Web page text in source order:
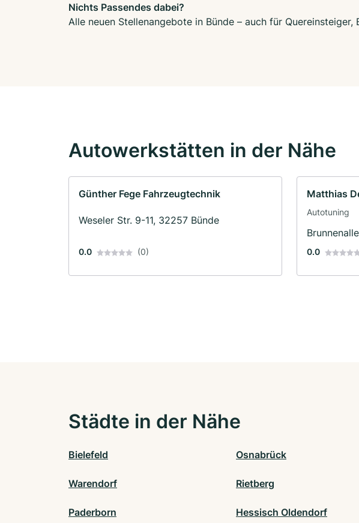
Nichts Passendes dabei?
Alle neuen Stellenangebote in Bünde – auch für
Autowerkstätten in der Nähe
Günther Fege Fahrzeugtechnik
Weseler Str. 9-11, 32257 Bünde
0.0 (0)
Matthias
Autotuning
0.0
Städte in der Nähe
Bielefeld Osnabrück
Warendorf Rietberg
Paderborn Hessisch Oldendorf